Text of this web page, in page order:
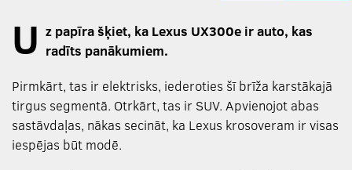
U z papīra šķiet, ka Lexus UX300e ir auto, kas
radīts panākumiem.
Pirmkārt, tas ir elektrisks, iederoties šī brīža karstākajā
tirgus segmentā. Otrkārt, tas ir SUV. Apvienojot abas
sastāvdaļas, nākas secināt, ka Lexus krosoveram ir visas
iespējas būt modē.